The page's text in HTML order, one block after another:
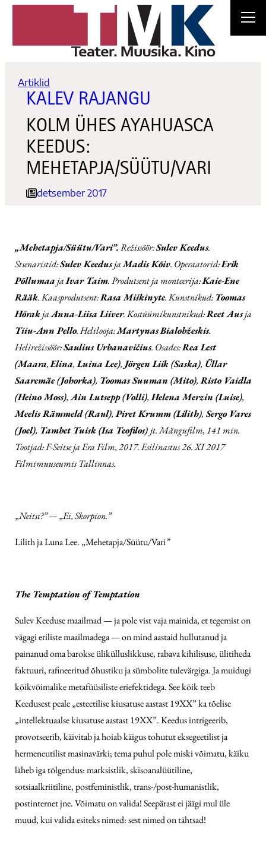
Artiklid
KALEV RAJANGU
KOLM ÜHES AYAHUASCA
KEEDUS:
MEHETAPJA/SÜÜTU/VARI
detsember 2017
„Mehetapja/Süütu/Vari”.Režissöör:Sulev Keedus.
Stsenaristid:Sulev KeedusjaMadis Kõiv. Operaatorid:Erik
PõllumaajaIvar Taim. Produtsent ja monteerija:Kaie-Ene
Rääk. Kaasprodutsent:Rasa Miškinyte. Kunstnikud:Toomas
HõrakjaAnna-Liisa Liiver. Kostüümikunstnikud:Reet Ausja
Tiiu-Ann Pello. Helilooja:MartynasBialobžeskis.
Helirežissöör:Saulius Urbanavičius. Osades:Rea Lest
(Maara,Elina,Luina Lee), Jörgen Liik (Saska), Üllar
Saaremäe (Johorka), Toomas Suuman (Mito),Risto Vaidla
(Heino Moss),Ain Lutsepp (Volli),Helena Merzin (Luise),
Meelis Rämmeld (Raul),Piret Krumm (Lilith),Sergo Vares
(Joel), Tambet Tuisk (Isa Teofilos)jt. Mängufilm, 141 min.
Tootjad: F-Seitse ja Era Film, 2017. Esilinastus 26. XI 2017
Filmimuuseumis Tallinnas.
„Neitsi?” —„Ei, Skorpion.”
Lilith ja Luna Lee. „Mehetapja/Süütu/Vari”
The Temptation of Temptation
Sulev Keeduse maailmad — ja pole vist vaja mainida, et tegemist on
vägagi eriliste maailmadega — on mind aastaid hullutanud ja
painanud oma barokse ülikülluslikkuse, rabava kihilisuse, ülitiheda
faktuuri, rafineeritud õhustiku ja sümbolite tulevärgiga. Ja muidugi
kõikvõimalike metafüüsiliste eriefektidega. See kõik teeb
Keedusest peale „esteetilise kiusatuse aastast 19XX” ka tõelise
„intellektuaalse kiusatuse aastast 19XX”. Keedus intrigeerib,
provotseerib, käivitab ja hoiab käigus tohutut eksegeetilist ja
hermeneutilist masinavärki; tema puhul pole miski võimatu, käiku
läheb iga tõlgendus: marksistlik, skisoanalüütiline,
sotsiaalkriitiline, postfeministlik, trans-/post-humanistlik,
postinternet jne. Võimatu on valida! Seepärast ei jäägi mul üle
muud, kui valida esiteks nimed: sest nimed on tähtsad!